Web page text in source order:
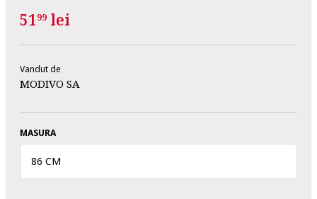
5199 lei
Vandut de
MODIVO SA
MASURA
86 CM